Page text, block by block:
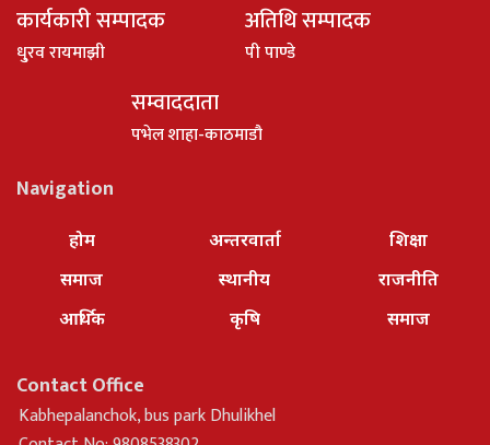
कार्यकारी सम्पादक
धु्रव रायमाझी
अतिथि सम्पादक
पी पाण्डे
सम्वाददाता
पभेल शाहा-काठमाडौ
Navigation
होम
समाज
आर्थिक
अन्तरवार्ता
स्थानीय
कृषि
शिक्षा
राजनीति
समाज
Contact Office
Kabhepalanchok, bus park Dhulikhel